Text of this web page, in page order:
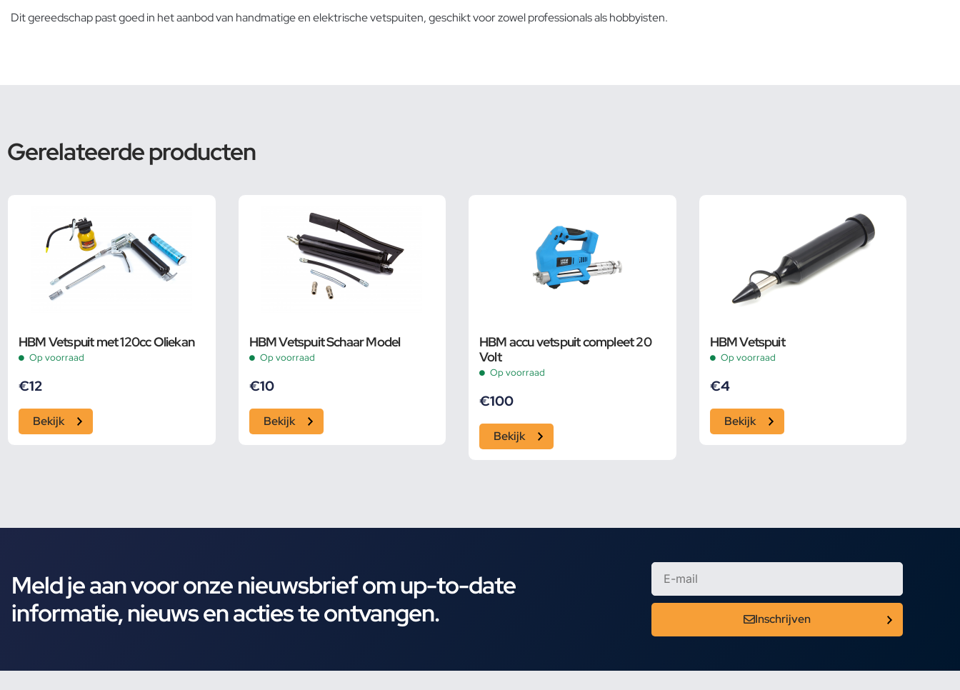
Dit gereedschap past goed in het aanbod van handmatige en elektrischevetspuiten, geschikt voor zowel professionals als hobbyisten.
Gerelateerde producten
HBM Vetspuit met 120cc Oliekan
Op voorraad
€12
Bekijk
HBM Vetspuit Schaar Model
Op voorraad
€10
Bekijk
HBM accu vetspuit compleet 20
Volt
Op voorraad
€100
Bekijk
HBM Vetspuit
Op voorraad
€4
Bekijk
Meld je aan voor onze nieuwsbrief om up-to-date
informatie, nieuws en acties te ontvangen.
Inschrijven